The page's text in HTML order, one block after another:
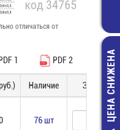
ЦЕНА СНИЖЕНА
отличаться от
PDF 1 PDF 2
Наличие Заказ
76 шт